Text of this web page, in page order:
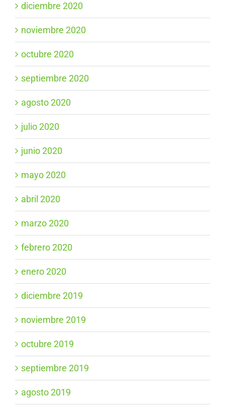
diciembre 2020
noviembre 2020
octubre 2020
septiembre 2020
agosto 2020
julio 2020
junio 2020
mayo 2020
abril 2020
marzo 2020
febrero 2020
enero 2020
diciembre 2019
noviembre 2019
octubre 2019
septiembre 2019
agosto 2019